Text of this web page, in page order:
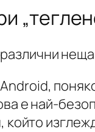
е най-
който